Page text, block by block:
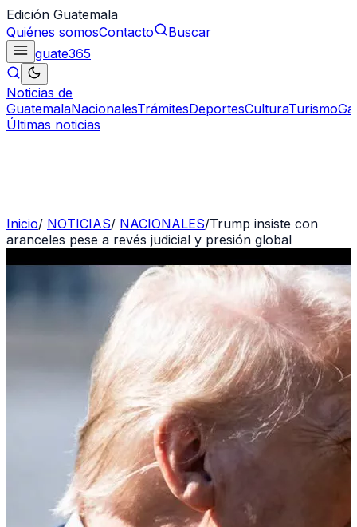
Edición Guatemala
Quiénes somosContacto
Buscar
guate365
Noticias de
GuatemalaNacionalesTrámitesDeportesCulturaTurismo
Últimas noticias
Inicio/ NOTICIAS/ NACIONALES/Trump insiste con
aranceles pese a revés judicial y presión global